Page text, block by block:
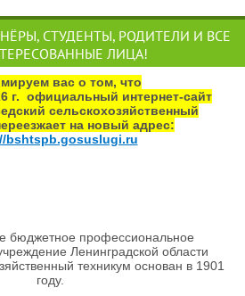
СТУДЕНТЫ, РОДИТЕЛИ И ВСЕ
ЛИЦА!
вас о том, что
г. официальный интернет‑сайт
сельскохозяйственный
на новый адрес:
bshtspb.gosuslugi.ru
бюджетное профессиональное
Ленинградской области
техникум основан в 1901
году.